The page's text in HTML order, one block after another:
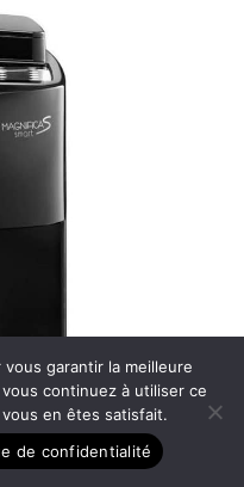
garantir la meilleure
continuez à utiliser ce
en êtes satisfait.
de confidentialité